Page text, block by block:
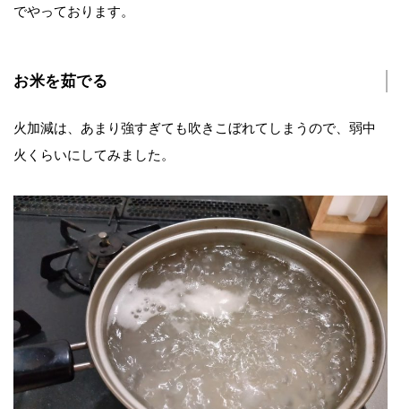
でやっております。
お米を茹でる
火加減は、あまり強すぎても吹きこぼれてしまうので、弱中
火くらいにしてみました。